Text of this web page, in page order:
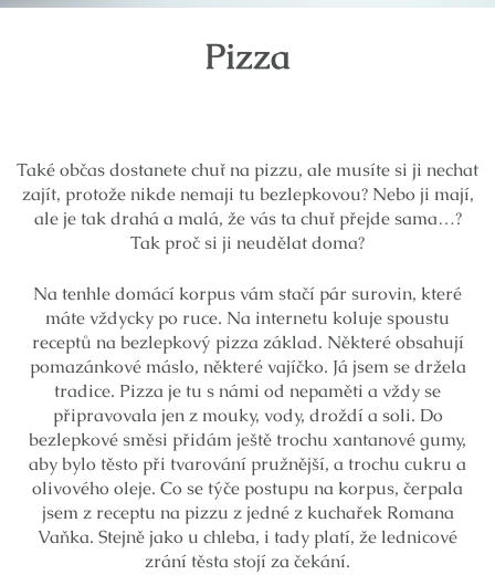
Pizza
Také občas dostanete chuť na pizzu, ale musíte si ji nechat
zajít, protože nikde nemaji tu bezlepkovou? Nebo ji mají,
ale je tak drahá a malá, že vás ta chuť přejde sama…?
Tak proč si ji neudělat doma?
Na tenhle domácí korpus vám stačí pár surovin, které
máte vždycky po ruce. Na internetu koluje spoustu
receptů na bezlepkový pizza základ. Některé obsahují
pomazánkové máslo, některé vajíčko. Já jsem se držela
tradice. Pizza je tu s námi od nepaměti a vždy se
připravovala jen z mouky, vody, droždí a soli. Do
bezlepkové směsi přidám ještě trochu xantanové gumy,
aby bylo těsto při tvarování pružnější, a trochu cukru a
olivového oleje. Co se týče postupu na korpus, čerpala
jsem z receptu na pizzu z jedné z kuchařek Romana
Vaňka. Stejně jako u chleba, i tady platí, že lednicové
zrání těsta stojí za čekání.